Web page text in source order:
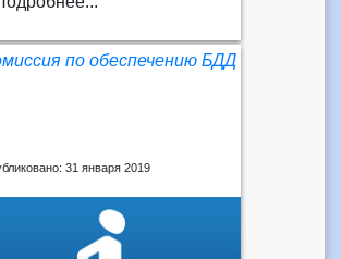
по обеспечению БДД
31 января 2019